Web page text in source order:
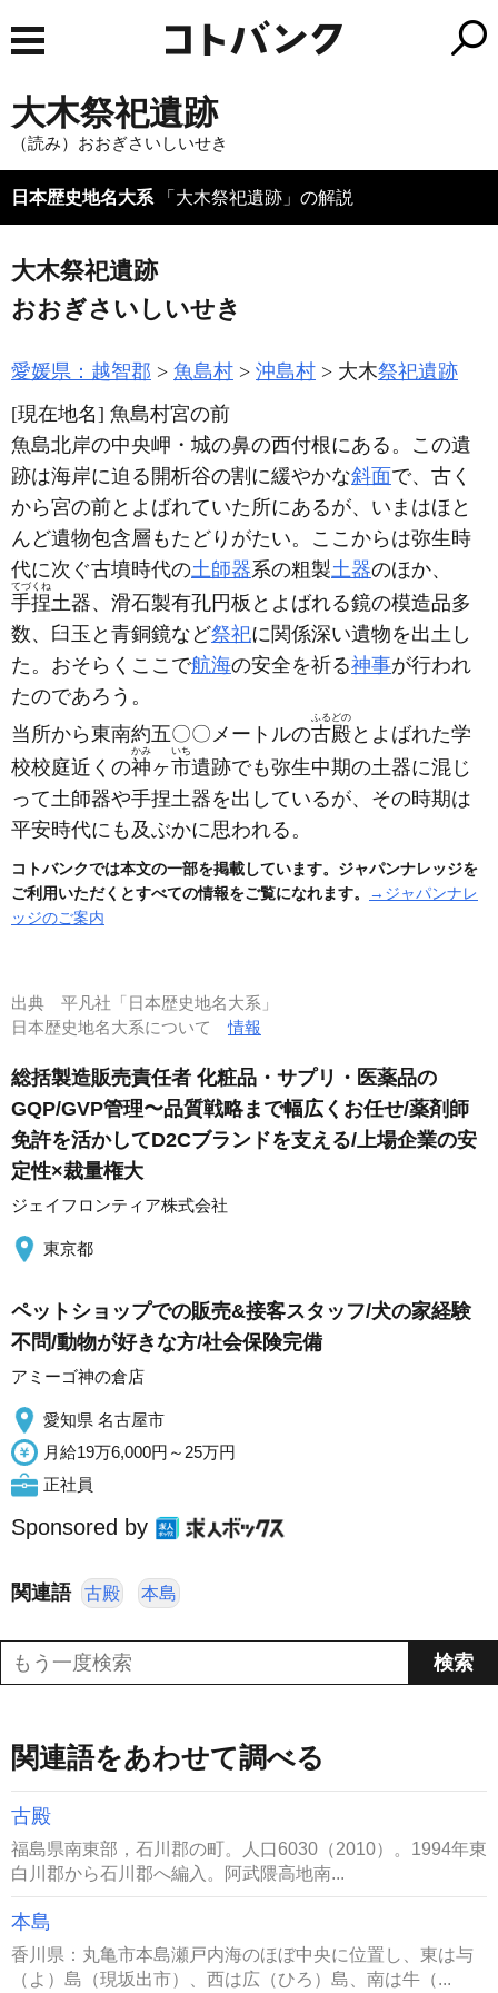
大木祭祀遺跡
（読み）おおぎさいしいせき
日本歴史地名大系 「大木祭祀遺跡」の解説
大木祭祀遺跡
おおぎさいしいせき
愛媛県：越智郡 魚島村 沖島村 大木祭祀遺跡
[現在地名] 魚島村宮の前
魚島北岸の中央岬・城の鼻の西付根にある。この遺
跡は海岸に迫る開析谷の割に緩やかな斜面で、古く
から宮の前とよばれていた所にあるが、いまはほと
んど遺物包含層もたどりがたい。ここからは弥生時
代に次ぐ古墳時代の土師器系の粗製土器のほか、
手捏
てづくね
土器、滑石製有孔円板とよばれる鏡の模造品多
数、臼玉と青銅鏡など祭祀に関係深い遺物を出土し
た。おそらくここで航海の安全を祈る神事が行われ
たのであろう。
当所から東南約五〇〇メートルの古殿
ふるどの
とよばれた学
校校庭近くの神
かみ
ヶ市
いち
遺跡でも弥生中期の土器に混じ
って土師器や手捏土器を出しているが、その時期は
平安時代にも及ぶかに思われる。
コトバンクでは本文の一部を掲載しています。ジャパンナレッジを
ご利用いただくとすべての情報をご覧になれます。
→ジャパンナレ
ッジのご案内
出典 平凡社「日本歴史地名大系」
日本歴史地名大系について情報
総括製造販売責任者 化粧品・サプリ・医薬品の
GQP/GVP管理〜品質戦略まで幅広くお任せ/薬剤師
免許を活かしてD2Cブランドを支える/上場企業の安
定性×裁量権大
ジェイフロンティア株式会社
東京都
ペットショップでの販売&接客スタッフ/犬の家経験
不問/動物が好きな方/社会保険完備
アミーゴ神の倉店
愛知県 名古屋市
月給19万6,000円～25万円
正社員
Sponsored by
関連語 古殿 本島
関連語をあわせて調べる
古殿
福島県南東部，石川郡の町。人口6030（2010）。1994年東
白川郡から石川郡へ編入。阿武隈高地南...
本島
香川県：丸亀市本島瀬戸内海のほぼ中央に位置し、東は与
（よ）島（現坂出市）、西は広（ひろ）島、南は牛（...